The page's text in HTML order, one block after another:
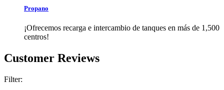
Propano
¡Ofrecemos recarga e intercambio de tanques en más de 1,500
centros!
Customer Reviews
Filter: